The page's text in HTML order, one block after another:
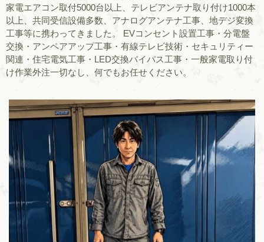
家電エアコン取付5000台以上、テレビアンテナ取り付け1000本
以上、共同受信設備多数、アナログアンテナ工事、地デジ変換
工事等に携わってきました。 EVコンセント設置工事・分電盤
交換・アンペアアップ工事・有線テレビ技術・セキュリティー
関連・住宅電気工事・LED交換バイパス工事・一般家電取り付
け作業外注一切なし、何でもお任せください。